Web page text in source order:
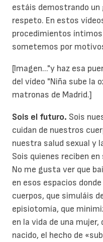
estáis demostrando
respeto. En estos
procedimientos
sometemos por
[Imagen..."y haz esa
del vídeo "Niña sube la
matronas de Madrid.]
Sois el futuro. Sois
cuidan de nuestros
nuestra salud sexual y
Sois quienes reciben
No me gusta ver que
en esos espacios
cuerpos, que simuláis
episiotomía, que
en la vida de una
nacido, el hecho de